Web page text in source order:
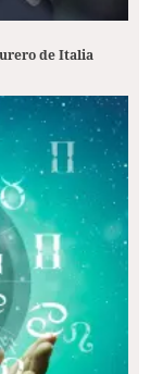
de Italia